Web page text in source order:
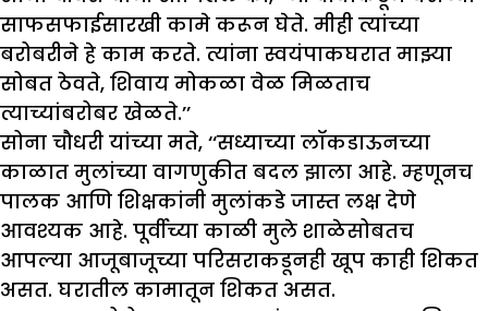
साफसफाईसारखी कामे करून घेते. मीही त्यांच्या
बरोबरीने हे काम करते. त्यांना स्वयंपाकघरात माझ्या
सोबत ठेवते, शिवाय मोकळा वेळ मिळताच
त्याच्यांबरोबर खेळते.’’
सोना चौधरी यांच्या मते, ‘‘सध्याच्या लॉकडाऊनच्या
काळात मुलांच्या वागणुकीत बदल झाला आहे. म्हणूनच
पालक आणि शिक्षकांनी मुलांकडे जास्त लक्ष देणे
आवश्यक आहे. पूर्वीच्या काळी मुले शाळेसोबतच
आपल्या आजूबाजूच्या परिसराकडूनही खूप काही शिकत
असत. घरातील कामातून शिकत असत.